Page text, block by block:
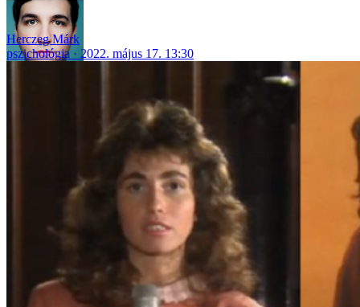
Herczeg Márk
pszichológia
2022. május 17. 13:30